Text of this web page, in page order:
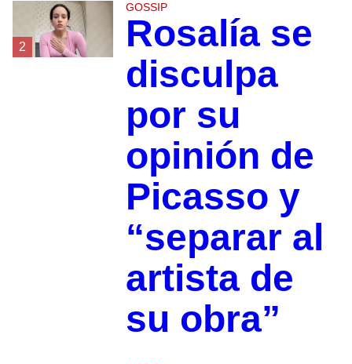
2
GOSSIP
Rosalía se
disculpa
por su
opinión de
Picasso y
“separar al
artista de
su obra”